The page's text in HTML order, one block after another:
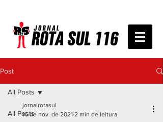
Post
All Posts
All Posts
jornalrotasul
16 de nov. de 2021 2 min de leitura